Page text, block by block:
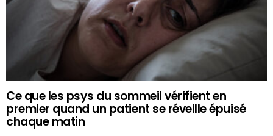
Ce que les psys du sommeil vérifient en
premier quand un patient se réveille épuisé
chaque matin